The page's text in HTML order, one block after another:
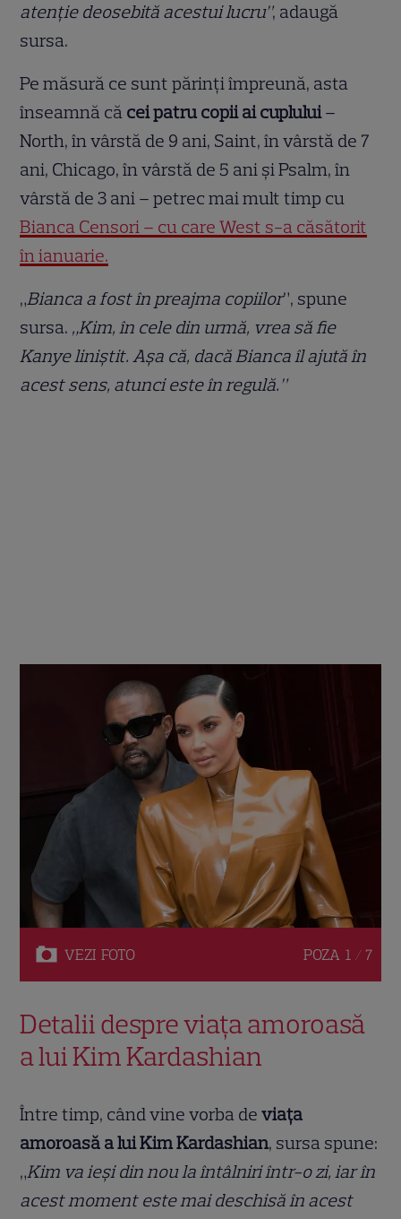
atenție deosebită acestui lucru”, adaugă
sursa.
Pe măsură ce sunt părinți împreună, asta
înseamnă că cei patru copii ai cuplului–
North, în vârstă de 9 ani, Saint, în vârstă de 7
ani, Chicago, în vârstă de 5 ani și Psalm, în
vârstă de 3 ani – petrec mai mult timp cu
Bianca Censori – cu care West s-a căsătorit
în ianuarie.
„Bianca a fost în preajma copiilor”, spune
sursa. „Kim, în cele din urmă, vrea să fie
Kanye liniștit. Așa că, dacă Bianca îl ajută în
acest sens, atunci este în regulă.”
VEZI FOTO POZA 1 / 7
Detalii despre viața amoroasă
a lui Kim Kardashian
Între timp, când vine vorba de viața
amoroasă a lui Kim Kardashian, sursa spune:
„Kim va ieși din nou la întâlniri într-o zi, iar în
acest moment este mai deschisă în acest